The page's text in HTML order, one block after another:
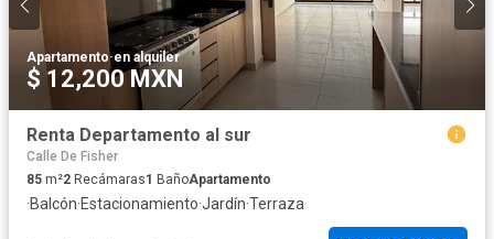
Apartamento·en alquiler
$ 12,200 MXN
Renta Departamento al sur
Calle De Fisher
85 m²2 Recámaras1 BañoApartamento
·Balcón·Estacionamiento·Jardín·Terraza